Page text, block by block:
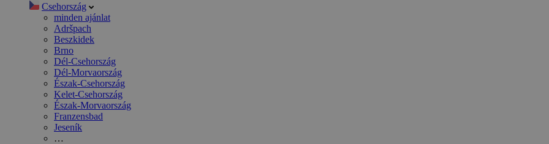
Csehország
minden ajánlat
Adršpach
Beszkidek
Brno
Dél-Csehország
Dél-Morvaország
Észak-Csehország
Kelet-Csehország
Észak-Morvaország
Franzensbad
Jeseník
…